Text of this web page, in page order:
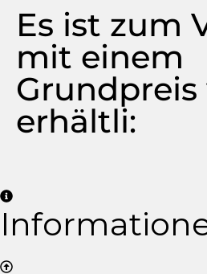
Es ist zum
mit einem
Grundpreis
erhältli: